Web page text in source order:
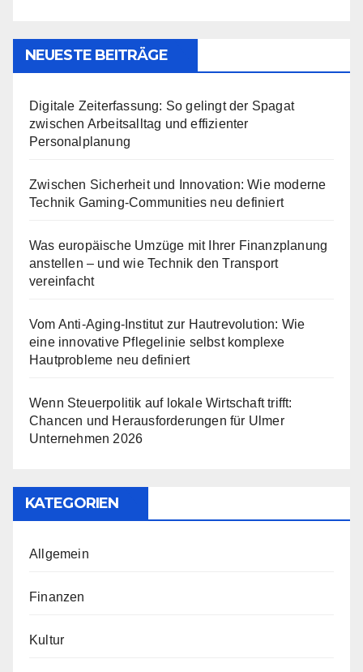
NEUESTE BEITRÄGE
Digitale Zeiterfassung: So gelingt der Spagat
zwischen Arbeitsalltag und effizienter
Personalplanung
Zwischen Sicherheit und Innovation: Wie moderne
Technik Gaming-Communities neu definiert
Was europäische Umzüge mit Ihrer Finanzplanung
anstellen – und wie Technik den Transport
vereinfacht
Vom Anti-Aging-Institut zur Hautrevolution: Wie
eine innovative Pflegelinie selbst komplexe
Hautprobleme neu definiert
Wenn Steuerpolitik auf lokale Wirtschaft trifft:
Chancen und Herausforderungen für Ulmer
Unternehmen 2026
KATEGORIEN
Allgemein
Finanzen
Kultur